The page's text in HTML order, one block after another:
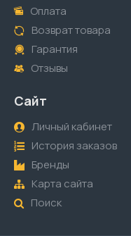
Оплата
Возврат товара
Гарантия
Отзывы
Сайт
Личный кабинет
История заказов
Бренды
Карта сайта
Поиск